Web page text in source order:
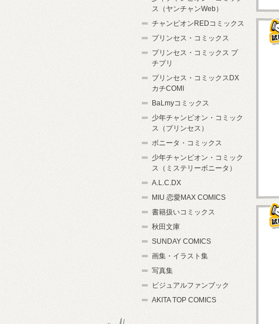
ス（ヤンチャンWeb）
チャンピオンREDコミックス
プリンセス・コミックス
プリンセス・コミックス プ
チプリ
プリンセス・コミックスDX
カチCOMI
BaLmyコミックス
少年チャンピオン・コミック
ス（プリンセス）
ボニータ・コミックス
少年チャンピオン・コミック
ス（ミステリーボニータ）
A.L.C.DX
MIU 恋愛MAX COMICS
書籍扱いコミックス
秋田文庫
SUNDAY COMICS
画集・イラスト集
写真集
ビジュアルファンブック
AKITA TOP COMICS